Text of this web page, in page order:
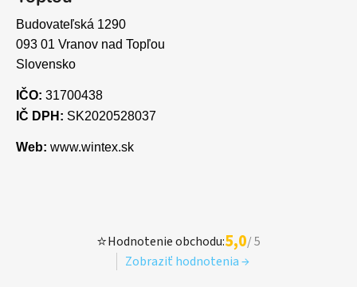
Budovateľská 1290
093 01 Vranov nad Topľou
Slovensko
IČO: 31700438
IČ DPH: SK2020528037
Web: www.wintex.sk
⭐Hodnotenie obchodu:5,0/ 5
Zobraziť hodnotenia →